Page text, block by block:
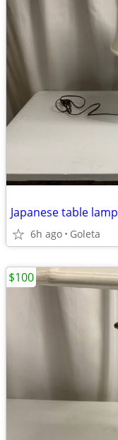
Japanese table lamp
6h ago Goleta
$100